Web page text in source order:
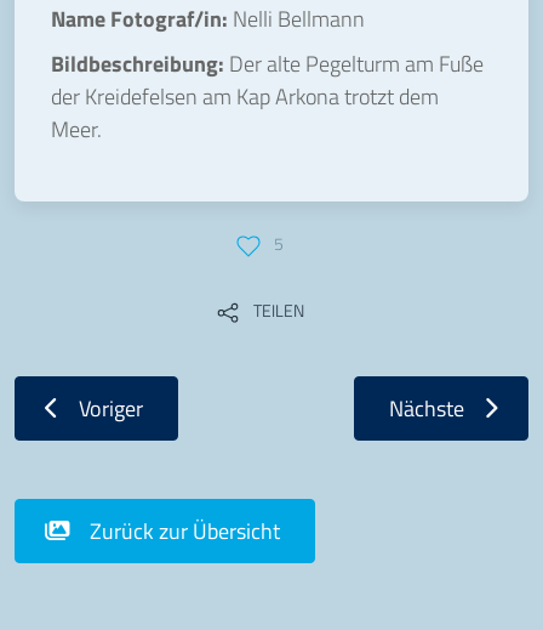
Name Fotograf/in: Nelli Bellmann
Bildbeschreibung: Der alte Pegelturm am Fuße
der Kreidefelsen am Kap Arkona trotzt dem
Meer.
5
TEILEN
Voriger Nächste
Zurück zur Übersicht